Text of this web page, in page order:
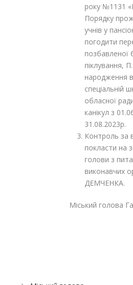
року №1131
Порядку
учнів у
погодити
позбавленої
піклування,
народження в
спеціальній
обласної
канікул з
31.08.2023р.
Контроль за
покласти на
голови з
виконавчих
ДЕМЧЕНКА.
Міський голова